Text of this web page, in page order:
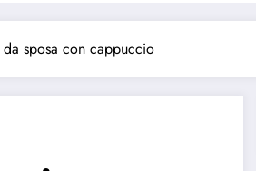
sposa con cappuccio